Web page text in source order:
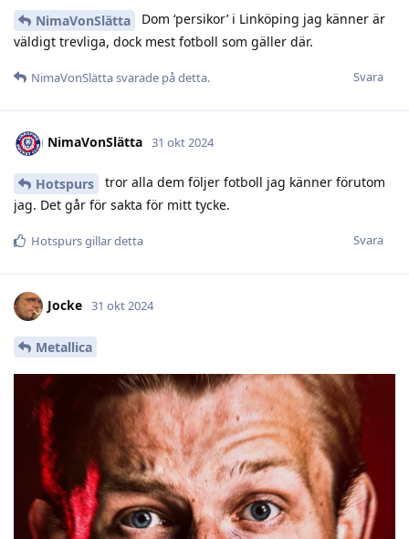
NimaVonSlätta
Dom ‘persikor’ i Linköping jag känner är
väldigt trevliga, dock mest fotboll som gäller där.
Svara
NimaVonSlättasvarade på detta.
NimaVonSlätta 31 okt 2024
Hotspurs
tror alla dem följer fotboll jag känner förutom
jag. Det går för sakta för mitt tycke.
Svara
Hotspursgillar detta
Jocke 31 okt 2024
Metallica